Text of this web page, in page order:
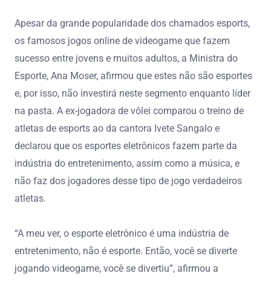
Apesar da grande popularidade dos chamados esports,
os famosos jogos online de videogame que fazem
sucesso entre jovens e muitos adultos, a Ministra do
Esporte, Ana Moser, afirmou que estes não são esportes
e, por isso, não investirá neste segmento enquanto líder
na pasta. A ex-jogadora de vôlei comparou o treino de
atletas de esports ao da cantora Ivete Sangalo e
declarou que os esportes eletrônicos fazem parte da
indústria do entretenimento, assim como a música, e
não faz dos jogadores desse tipo de jogo verdadeiros
atletas.
“A meu ver, o esporte eletrônico é uma indústria de
entretenimento, não é esporte. Então, você se diverte
jogando videogame, você se divertiu”, afirmou a